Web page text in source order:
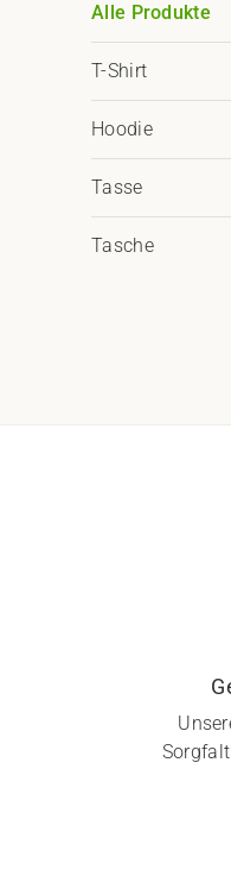
Alle Produkte
T-Shirt
Hoodie
Tasse
Tasche